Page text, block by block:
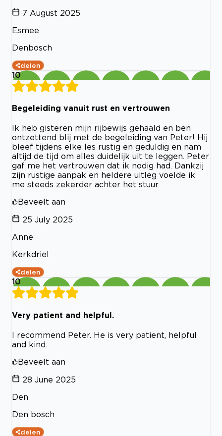
7 August 2025
Esmee
Denbosch
delen
10
Begeleiding vanuit rust en vertrouwen
Ik heb gisteren mijn rijbewijs gehaald en ben
ontzettend blij met de begeleiding van Peter! Hij
bleef tijdens elke les rustig en geduldig en nam
altijd de tijd om alles duidelijk uit te leggen. Peter
gaf me het vertrouwen dat ik nodig had. Dankzij
zijn rustige aanpak en heldere uitleg voelde ik
me steeds zekerder achter het stuur.
Beveelt aan
25 July 2025
Anne
Kerkdriel
delen
10
Very patient and helpful.
I recommend Peter. He is very patient, helpful
and kind.
Beveelt aan
28 June 2025
Den
Den bosch
delen